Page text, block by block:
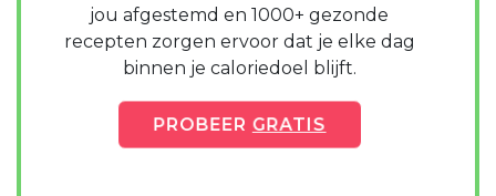
jou afgestemd en 1000+ gezonde
recepten zorgen ervoor dat je elke dag
binnen je caloriedoel blijft.
PROBEER GRATIS